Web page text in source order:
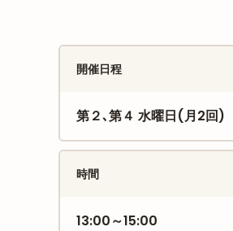
開催日程
第２､第４ 水曜日(月2回)
時間
13:00～15:00